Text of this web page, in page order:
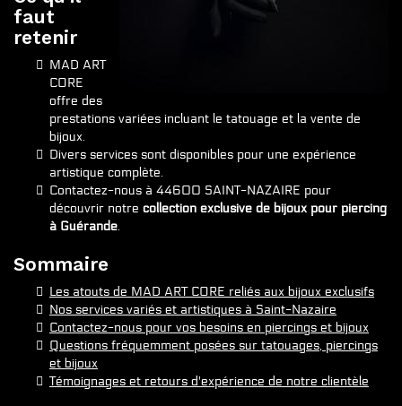
faut
retenir
MAD ART
CORE
offre des
prestations variées incluant le tatouage et la vente de
bijoux.
Divers services sont disponibles pour une expérience
artistique complète.
Contactez-nous à 44600 SAINT-NAZAIRE pour
découvrir notre collection exclusive de bijoux pour piercing
à Guérande.
Sommaire
Les atouts de MAD ART CORE reliés aux bijoux exclusifs
Nos services variés et artistiques à Saint-Nazaire
Contactez-nous pour vos besoins en piercings et bijoux
Questions fréquemment posées sur tatouages, piercings
et bijoux
Témoignages et retours d'expérience de notre clientèle